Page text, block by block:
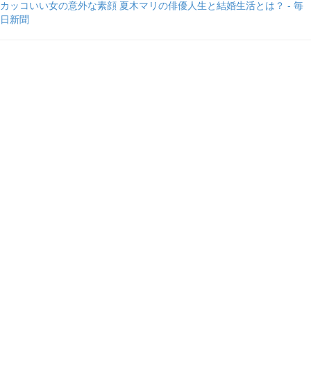
カッコいい女の意外な素顔 夏木マリの俳優人生と結婚生活とは？ - 毎
日新聞